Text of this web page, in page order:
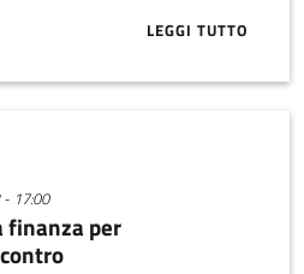
LEGGI TUTTO
ABOUT
- 17:00
finanza per